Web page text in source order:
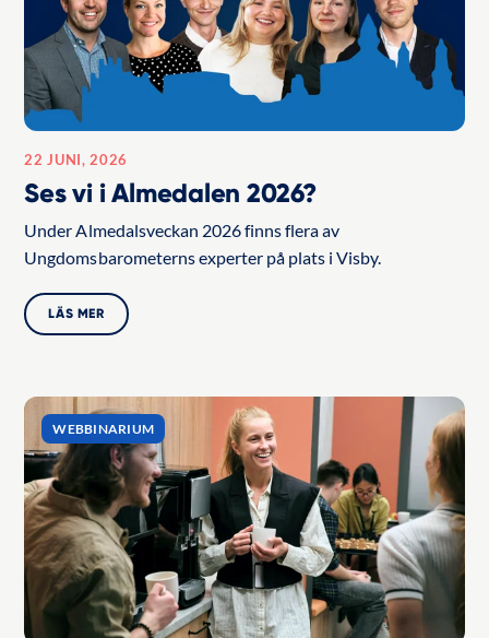
22 JUNI, 2026
Ses vi i Almedalen 2026?
Under Almedalsveckan 2026 finns flera av
Ungdomsbarometerns experter på plats i Visby.
LÄS MER
WEBBINARIUM